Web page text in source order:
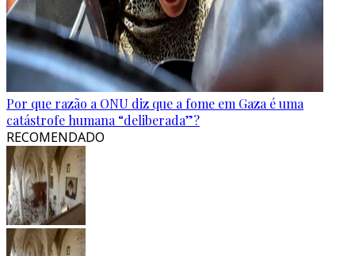
Por que razão a ONU diz que a fome em Gaza é uma
catástrofe humana “deliberada”?
RECOMENDADO